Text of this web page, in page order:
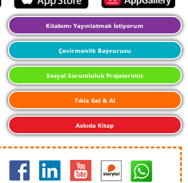
Kitabımı Yayınlatmak İstiyorum
Çevirmenlik Başvurusu
Sosyal Sorumluluk Projelerimiz
Tıkla Gel & Al
Askıda Kitap